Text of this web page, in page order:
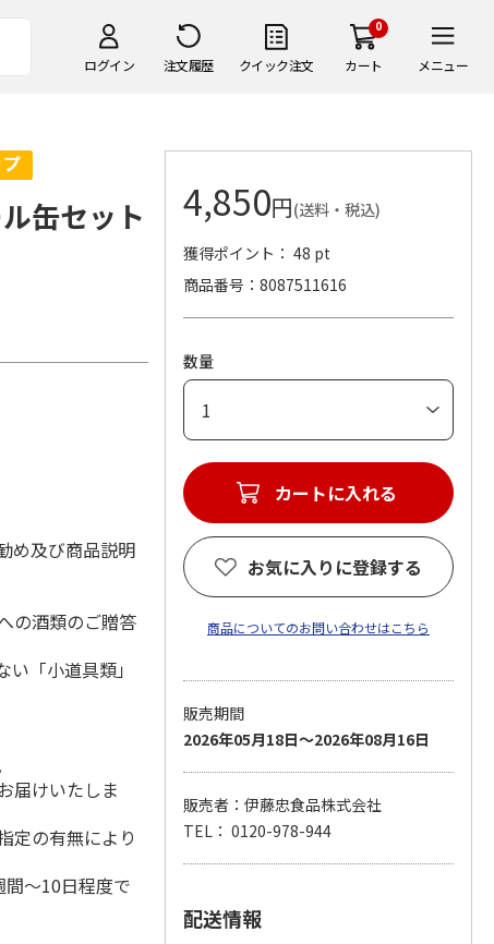
ログイン 注文履歴 クイック注文
0
カート メニュー
缶セット
め及び商品説明
の酒類のご贈答
「小道具類」
届けいたしま
定の有無により
～10日程度で
4,850円(送料・税込)
獲得ポイント： 48 pt
商品番号
8087511616
数量
カートに入れる
お気に入りに登録する
商品についてのお問い合わせはこちら
販売期間
2026年05月18日～2026年08月16日
販売者：伊藤忠食品株式会社
TEL： 0120-978-944
配送情報